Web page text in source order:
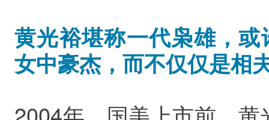
黄光裕堪称一代枭雄，
女中豪杰，而不仅仅是相